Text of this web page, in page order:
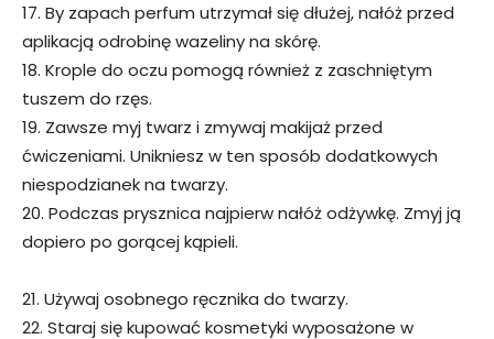
17. By zapach perfum utrzymał się dłużej, nałóż przed
aplikacją odrobinę wazeliny na skórę.
18. Krople do oczu pomogą również z zaschniętym
tuszem do rzęs.
19. Zawsze myj twarz i zmywaj makijaż przed
ćwiczeniami. Unikniesz w ten sposób dodatkowych
niespodzianek na twarzy.
20. Podczas prysznica najpierw nałóż odżywkę. Zmyj ją
dopiero po gorącej kąpieli.
21. Używaj osobnego ręcznika do twarzy.
22. Staraj się kupować kosmetyki wyposażone w